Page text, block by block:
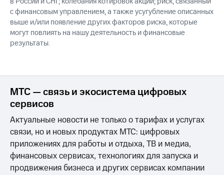
с финансовым управлением, а также усугубление описанных
выше и/или появление других факторов риска, которые
могут повлиять на нашу деятельность и финансовые
результаты.
МТС — связь и экосистема цифровых
сервисов
Актуальные новости не только о тарифах и услугах
связи, но и новых продуктах МТС: цифровых
приложениях для работы и отдыха, ТВ и медиа,
финансовых сервисах, технологиях для запуска и
продвижения бизнеса и других сервисах компании